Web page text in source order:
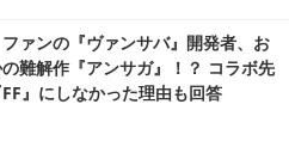
ァンの『ヴァンサバ』開発者、お
難解作『アンサガ』！？ コラボ先
』にしなかった理由も回答